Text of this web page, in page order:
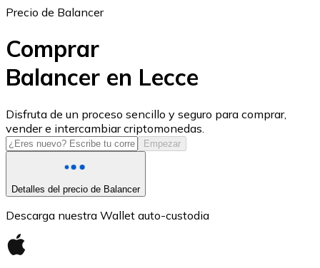
USD Coin
USDC
Precio de Balancer
Comprar
Balancer en Lecce
Disfruta de un proceso sencillo y seguro para comprar,
vender e intercambiar criptomonedas.
Empezar
Detalles del precio de Balancer
Descarga nuestra Wallet auto-custodia